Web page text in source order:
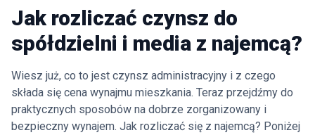
Jak rozliczać czynsz do
spółdzielni i media z najemcą?
Wiesz już, co to jest czynsz administracyjny i z czego
składa się cena wynajmu mieszkania. Teraz przejdźmy do
praktycznych sposobów na dobrze zorganizowany i
bezpieczny wynajem. Jak rozliczać się z najemcą? Poniżej